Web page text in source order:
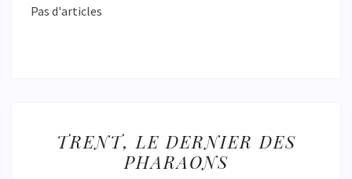
Pas d'articles
LE
DERNIER
TRENT, LE DERNIER DES
PHARAONS